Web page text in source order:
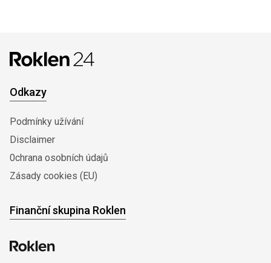
Odkazy
Podmínky užívání
Disclaimer
0chrana osobních údajů
Zásady cookies (EU)
Finanční skupina Roklen